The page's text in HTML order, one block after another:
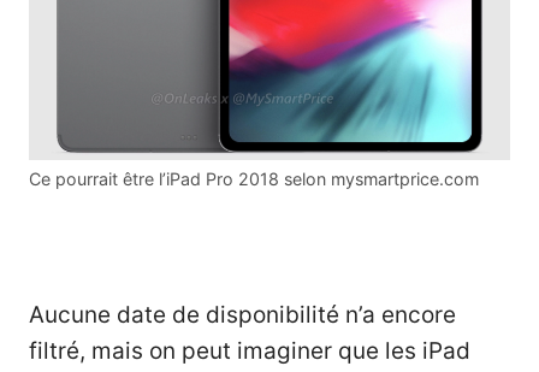
Ce pourrait être l’iPad Pro 2018 selon mysmartprice.com
Aucune date de disponibilité n’a encore
filtré, mais on peut imaginer que les iPad